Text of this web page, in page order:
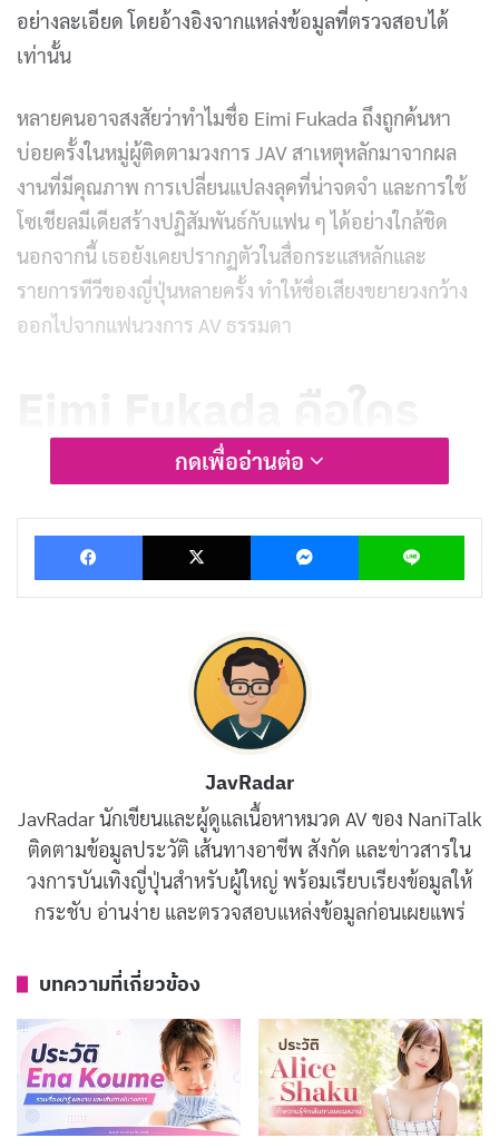
อย่างละเอียด โดยอ้างอิงจากแหล่งข้อมูลที่ตรวจสอบได้
เท่านั้น
หลายคนอาจสงสัยว่าทำไมชื่อ Eimi Fukada ถึงถูกค้นหา
บ่อยครั้งในหมู่ผู้ติดตามวงการ JAV สาเหตุหลักมาจากผล
งานที่มีคุณภาพ การเปลี่ยนแปลงลุคที่น่าจดจำ และการใช้
โซเชียลมีเดียสร้างปฏิสัมพันธ์กับแฟน ๆ ได้อย่างใกล้ชิด
นอกจากนี้ เธอยังเคยปรากฏตัวในสื่อกระแสหลักและ
รายการทีวีของญี่ปุ่นหลายครั้ง ทำให้ชื่อเสียงขยายวงกว้าง
ออกไปจากแฟนวงการ AV ธรรมดา
Eimi Fukada หรือชื่อในภาษาญี่ปุ่นว่า 深田えいみ (ฟูคา
ดะ เอมิ) เป็นดารา JAVและเอ็นเตอร์เทนเนอร์ชาวญี่ปุ่นที่
มีชื่อเสียงมากที่สุดคนหนึ่งในยุคปัจจุบัน เธอเริ่มเป็นที่รู้จัก
ในวงการ AV ตั้งแต่ปี 2017 และสร้างชื่อเสียงอย่างรวดเร็ว
เด่นที่ทำให้เธอแตกต่างจากนางเอก AV คนอื่น ๆ คือการใช้
โซเชียลมีเดียและ YouTube สร้างคอนเทนต์ที่เข้าถึงผู้ชม
ภาพลักษณ์ของเธอเปลี่ยนแปลงหลายครั้งในระหว่างที่อยู่
ในวงการ จากลุคผมสั้นสไตล์สดใสในช่วงแรก จนมาถึงผม
ยาวที่ดูสุภาพและเป็นผู้ใหญ่มากขึ้นในปัจจุบัน ความ
สามารถในการปรับตัวและพัฒนาภาพลักษณ์ตลอดเวลา
ทำให้เธอสามารถรักษาฐานแฟนคลับได้อย่างเหนียวแน่น
แม้ว่าวงการ AV จะมีนางเอกหน้าใหม่เข้ามาทดแทนอย่าง
ต่อเนื่อง
ประวัติโดยย่อของ Eimi
กดเพื่ออ่านต่อ
Facebook X Messenger Line
JavRadar
JavRadar นักเขียนและผู้ดูแลเนื้อหาหมวด AV ของ NaniTalk
ติดตามข้อมูลประวัติ เส้นทางอาชีพ สังกัด และข่าวสารใน
วงการบันเทิงญี่ปุ่นสำหรับผู้ใหญ่ พร้อมเรียบเรียงข้อมูลให้
กระชับ อ่านง่าย และตรวจสอบแหล่งข้อมูลก่อนเผยแพร่
บทความที่เกี่ยวข้อง